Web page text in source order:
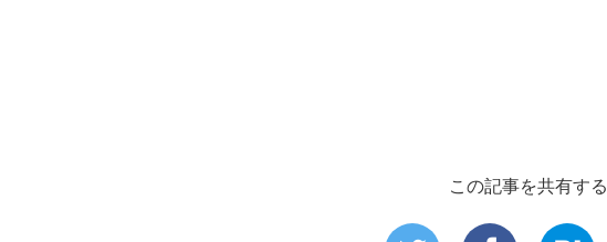
この記事を共有する